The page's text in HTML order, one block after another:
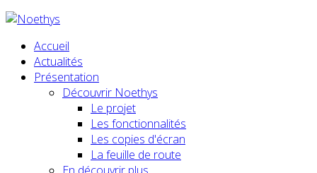
Accueil
Actualités
Présentation
Découvrir Noethys
Le projet
Les fonctionnalités
Les copies d'écran
La feuille de route